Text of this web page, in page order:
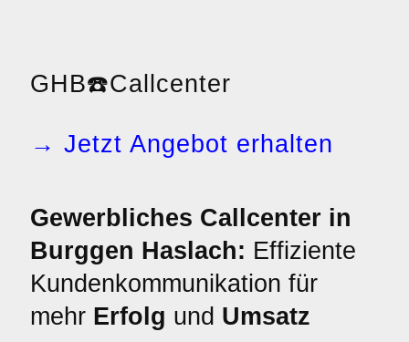
GHB☎️Callcenter
→ Jetzt Angebot erhalten
Gewerbliches Callcenter in
Burggen Haslach: Effiziente
Kundenkommunikation für
mehr Erfolg und Umsatz